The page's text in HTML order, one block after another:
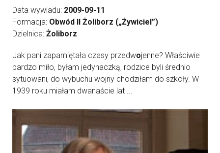
Data wywiadu: 2009-09-11
Formacja: Obwód II Żoliborz („Żywiciel”)
Dzielnica: Żoliborz
Jak pani zapamiętała czasy przedwojenne? Właściwie
bardzo miło, byłam jedynaczką, rodzice byli średnio
sytuowani, do wybuchu wojny chodziłam do szkoły. W
1939 roku miałam dwanaście lat ...